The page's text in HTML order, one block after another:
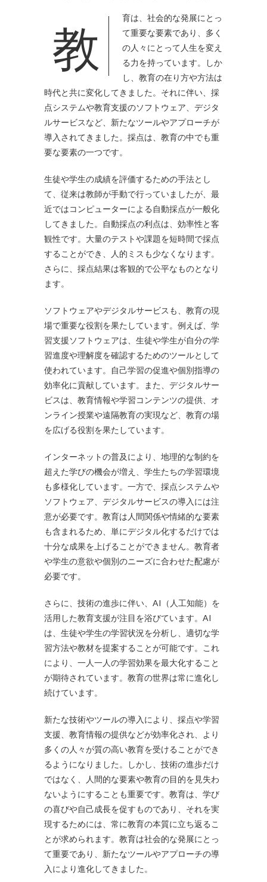
教育は、社会的な発展にとっ
て重要な要素であり、多く
の人々にとって人生を変え
る力を持っています。
しか
し、教育の在り方や方法は
時代と共に変化してきました。それに伴い、採
点システムや教育支援のソフトウェア、デジタ
ルサービスなど、新たなツールやアプローチが
導入されてきました。採点は、教育の中でも重
要な要素の一つです。
生徒や学生の成績を評価するための手法とし
て、従来は教師が手動で行っていましたが、最
近ではコンピューターによる自動採点が一般化
してきました。自動採点の利点は、効率性と客
観性です。大量のテストや課題を短時間で採点
することができ、人的ミスも少なくなります。
さらに、採点結果は客観的で公平なものとなり
ます。
ソフトウェアやデジタルサービスも、教育の現
場で重要な役割を果たしています。例えば、学
習支援ソフトウェアは、生徒や学生が自分の学
習進度や理解度を確認するためのツールとして
使われています。自己学習の促進や個別指導の
効率化に貢献しています。また、デジタルサー
ビスは、教育情報や学習コンテンツの提供、オ
ンライン授業や遠隔教育の実現など、教育の場
を広げる役割を果たしています。
インターネットの普及により、地理的な制約を
超えた学びの機会が増え、学生たちの学習環境
も多様化しています。一方で、採点システムや
ソフトウェア、デジタルサービスの導入には注
意が必要です。教育は人間関係や情緒的な要素
も含まれるため、単にデジタル化するだけでは
十分な成果を上げることができません。教育者
や学生の意欲や個別のニーズに合わせた配慮が
必要です。
さらに、技術の進歩に伴い、AI（人工知能）を
活用した教育支援が注目を浴びています。AI
は、生徒や学生の学習状況を分析し、適切な学
習方法や教材を提案することが可能です。これ
により、一人一人の学習効果を最大化すること
が期待されています。教育の世界は常に進化し
続けています。
新たな技術やツールの導入により、採点や学習
支援、教育情報の提供などが効率化され、より
多くの人々が質の高い教育を受けることができ
るようになりました。しかし、技術の進歩だけ
ではなく、人間的な要素や教育の目的を見失わ
ないようにすることも重要です。教育は、学び
の喜びや自己成長を促すものであり、それを実
現するためには、常に教育の本質に立ち返るこ
とが求められます。教育は社会的な発展にとっ
て重要であり、新たなツールやアプローチの導
入により進化してきました。